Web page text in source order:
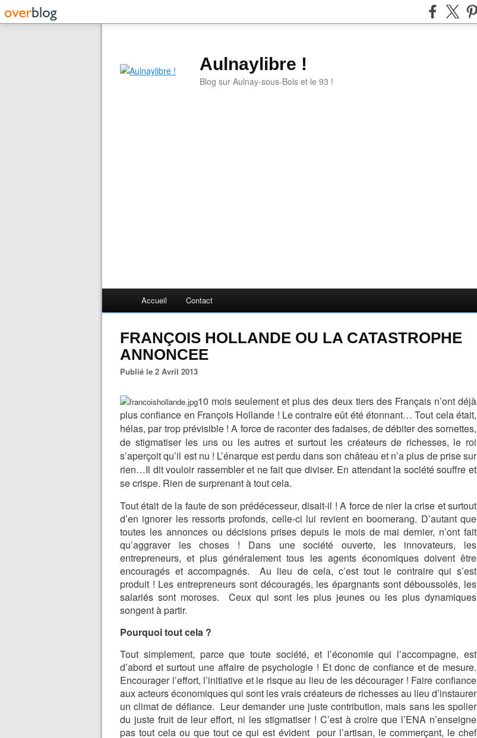
Aulnaylibre !
Blog sur Aulnay-sous-Bois et le 93 !
Accueil Contact
FRANÇOIS HOLLANDE OU LA CATASTROPHE
ANNONCEE
Publié le 2 Avril 2013
10 mois seulement et plus des deux tiers des Français n’ont déjà
plus confiance en François Hollande ! Le contraire eût été étonnant… Tout cela était,
hélas, par trop prévisible ! A force de raconter des fadaises, de débiter des sornettes,
de stigmatiser les uns ou les autres et surtout les créateurs de richesses, le roi
s’aperçoit qu’il est nu ! L’énarque est perdu dans son château et n’a plus de prise sur
rien…Il dit vouloir rassembler et ne fait que diviser. En attendant la société souffre et
se crispe. Rien de surprenant à tout cela.
Tout était de la faute de son prédécesseur, disait-il ! A force de nier la crise et surtout
d’en ignorer les ressorts profonds, celle-ci lui revient en boomerang. D’autant que
toutes les annonces ou décisions prises depuis le mois de mai dernier, n’ont fait
qu’aggraver les choses ! Dans une société ouverte, les innovateurs, les
entrepreneurs, et plus généralement tous les agents économiques doivent être
encouragés et accompagnés. Au lieu de cela, c’est tout le contraire qui s’est
produit ! Les entrepreneurs sont découragés, les épargnants sont déboussolés, les
salariés sont moroses. Ceux qui sont les plus jeunes ou les plus dynamiques
songent à partir.
Pourquoi tout cela ?
Tout simplement, parce que toute société, et l’économie qui l’accompagne, est
d’abord et surtout une affaire de psychologie ! Et donc de confiance et de mesure.
Encourager l’effort, l’initiative et le risque au lieu de les décourager ! Faire confiance
aux acteurs économiques qui sont les vrais créateurs de richesses au lieu d’instaurer
un climat de défiance. Leur demander une juste contribution, mais sans les spolier
du juste fruit de leur effort, ni les stigmatiser ! C’est à croire que l’ENA n’enseigne
pas tout cela ou que tout ce qui est évident pour l’artisan, le commerçant, le chef